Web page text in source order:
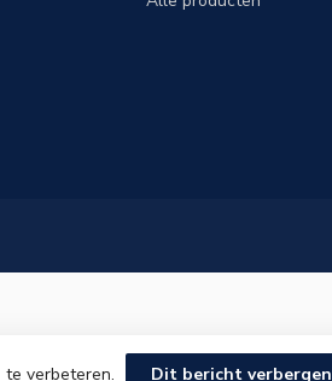
verbeteren. Dit bericht verbergen